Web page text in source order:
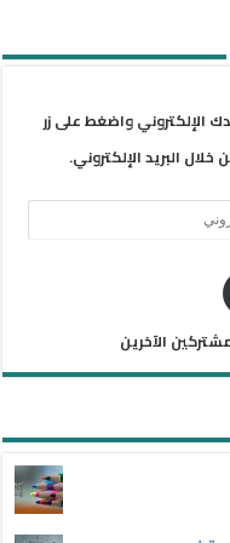
الإلكتروني واضغط على زر
البريد الإلكتروني.